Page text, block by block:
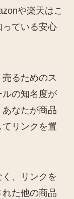
や楽天はこ
ている安心
るためのス
の知名度が
なたが商品
リンクを置
、リンクを
た他の商品